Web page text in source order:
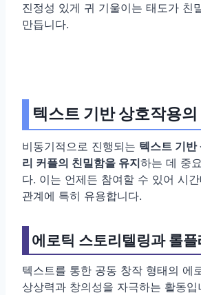
진정성 있게 귀 기울이는 태도가 친
만듭니다.
텍스트 기반 상호작용의
비동기적으로 진행되는 텍스트 기반
리 커플의 친밀함을 유지하는 데 중
다. 이는 언제든 참여할 수 있어 시
관계에 특히 유용합니다.
에로틱 스토리텔링과 롤플
텍스트를 통한 공동 창작 형태의 에
상상력과 창의성을 자극하는 활동입